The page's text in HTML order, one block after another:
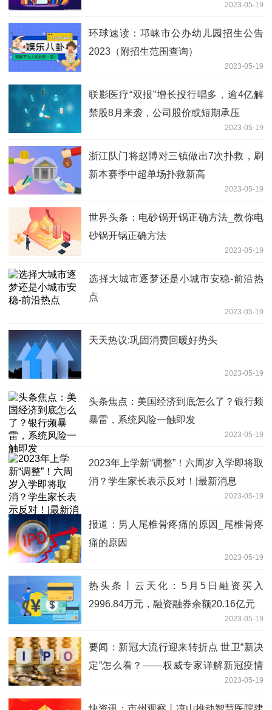
2023-05-19
环球速读：邛崃市公办幼儿园招生公告
2023（附招生范围查询）
2023-05-19
联影医疗“双报”增长投行唱多，逾4亿解
禁股8月来袭，公司股价或短期承压
2023-05-19
浙江队门将赵博对三镇做出7次扑救，刷
新本赛季中超单场扑救新高
2023-05-19
世界头条：电砂锅开锅正确方法_教你电
砂锅开锅正确方法
2023-05-19
选择大城市逐梦还是小城市安稳-前沿热
点
2023-05-19
天天热议:巩固消费回暖好势头
2023-05-19
头条焦点：美国经济到底怎么了？银行频
暴雷，系统风险一触即发
2023-05-19
2023年上学新“调整”！六周岁入学即将取
消？学生家长表示反对！|最新消息
2023-05-19
报道：男人尾椎骨疼痛的原因_尾椎骨疼
痛的原因
2023-05-19
热头条丨云天化：5月5日融资买入
2996.84万元，融资融券余额20.16亿元
2023-05-19
要闻：新冠大流行迎来转折点 世卫“新决
定”怎么看？——权威专家详解新冠疫情
2023-05-19